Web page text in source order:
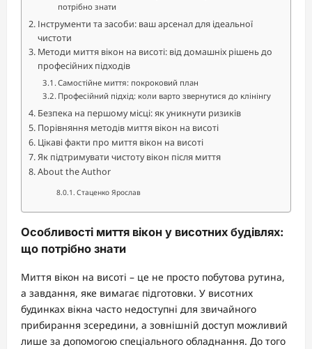
потрібно знати
Інструменти та засоби: ваш арсенал для ідеальної
чистоти
Методи миття вікон на висоті: від домашніх рішень до
професійних підходів
Самостійне миття: покроковий план
Професійний підхід: коли варто звернутися до клінінгу
Безпека на першому місці: як уникнути ризиків
Порівняння методів миття вікон на висоті
Цікаві факти про миття вікон на висоті
Як підтримувати чистоту вікон після миття
About the Author
Стаценко Ярослав
Особливості миття вікон у висотних будівлях:
що потрібно знати
Миття вікон на висоті – це не просто побутова рутина,
а завдання, яке вимагає підготовки. У висотних
будинках вікна часто недоступні для звичайного
прибирання зсередини, а зовнішній доступ можливий
лише за допомогою спеціального обладнання. До того